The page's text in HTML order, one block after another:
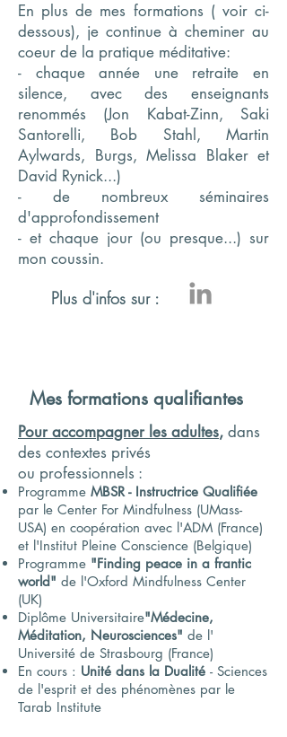
En plus de mes formations ( voir ci-
dessous), je continue à cheminer au
coeur de la pratique méditative:
- chaque année une retraite en
silence, avec des enseignants
renommés (Jon Kabat-Zinn, Saki
Santorelli, Bob Stahl, Martin
Aylwards, Burgs, Melissa Blaker et
David Rynick...)
- de nombreux séminaires
d'approfondissement
- et chaque jour (ou presque...) sur
mon coussin.
Plus d'infos sur :
Mes formations qualifiantes
Pour accompagner les adultes, dans
des contextes privés
ou professionnels :
Programme MBSR - Instructrice Qualifiée
par le Center For Mindfulness (UMass-
USA) en coopération avec l'ADM (France)
et l'Institut Pleine Conscience (Belgique)
Programme "Finding peace in a frantic
world" de l'Oxford Mindfulness Center
(UK)
Diplôme Universitaire"Médecine,
Méditation, Neurosciences" de l'
Université de Strasbourg (France)
En cours : Unité dans la Dualité - Sciences
de l'esprit et des phénomènes par le
Tarab Institute